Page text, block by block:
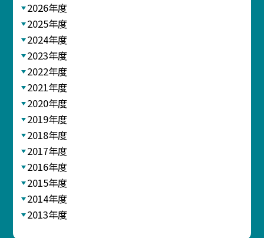
2026年度
2025年度
2024年度
2023年度
2022年度
2021年度
2020年度
2019年度
2018年度
2017年度
2016年度
2015年度
2014年度
2013年度